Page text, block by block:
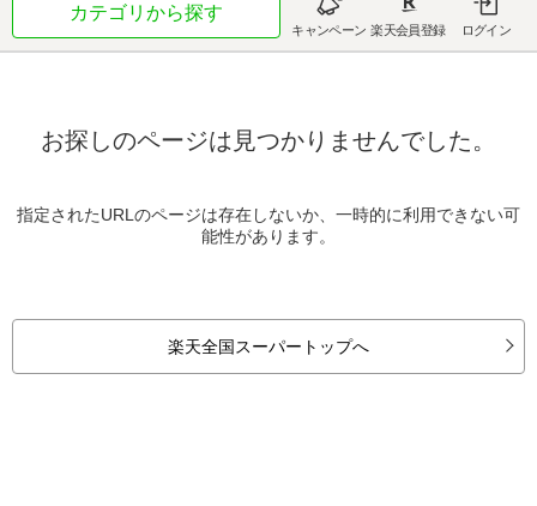
カテゴリから探す
キャンペーン 楽天会員登録 ログイン
お探しのページは見つかりませんでした。
指定されたURLのページは存在しないか、一時的に利用できない可
能性があります。
楽天全国スーパートップへ